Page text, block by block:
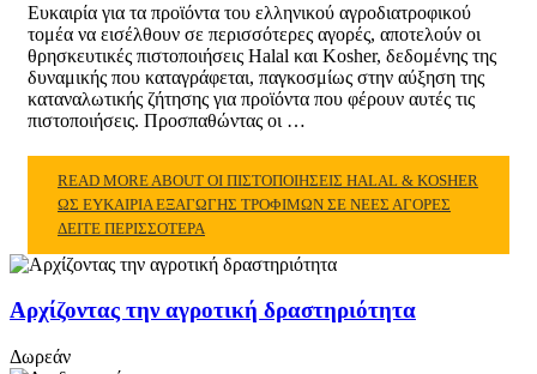
Ευκαιρία για τα προϊόντα του ελληνικού αγροδιατροφικού
τομέα να εισέλθουν σε περισσότερες αγορές, αποτελούν οι
θρησκευτικές πιστοποιήσεις Halal και Kosher, δεδομένης της
δυναμικής που καταγράφεται, παγκοσμίως στην αύξηση της
καταναλωτικής ζήτησης για προϊόντα που φέρουν αυτές τις
πιστοποιήσεις. Προσπαθώντας οι …
READ MORE ABOUT ΟΙ ΠΙΣΤΟΠΟΙΉΣΕΙΣ HALAL & KOSHER
ΩΣ ΕΥΚΑΙΡΊΑ ΕΞΑΓΩΓΉΣ ΤΡΟΦΊΜΩΝ ΣΕ ΝΈΕΣ ΑΓΟΡΈΣ
ΔΕΊΤΕ ΠΕΡΙΣΣΌΤΕΡΑ
Αρχίζοντας την αγροτική δραστηριότητα
Δωρεάν